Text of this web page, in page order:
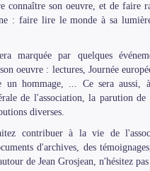
connaître son oeuvre, et de faire
: faire lire le monde à sa
marquée par quelques
oeuvre : lectures, Journée
un hommage, ... Ce sera aussi,
de l'association, la parution
diverses.
contribuer à la vie de
d'archives, des
de Jean Grosjean, n'hésitez